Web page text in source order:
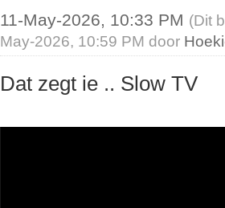
11-May-2026, 10:33 PM (Dit
May-2026, 10:59 PM door
Dat zegt ie .. Slow TV